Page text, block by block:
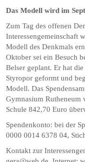
Das Modell wird im
Zum Tag des offenen
Interessengemeinschaft
Modell des Denkmals
Oktober sei ein Besuch
Belser geplant. Er hat
Styropor geformt und
Modell. Das
Gymnasium Rutheneum
Schule 842,70 Euro
Spendenkonto: bei der
0000 0014 6378 04,
Kontakt zur